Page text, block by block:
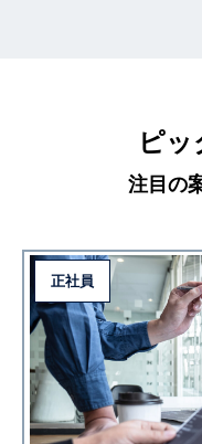
ピ
注目の
正社員